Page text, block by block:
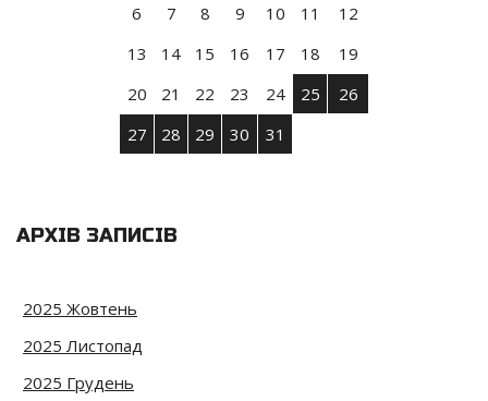
6
7 8 9 10 11
12
13
14 15 16 17 18
19
20
21 22 23 24 25
26
27
28 29 30 31
АРХІВ ЗАПИСІВ
2025 Жовтень
2025 Листопад
2025 Грудень